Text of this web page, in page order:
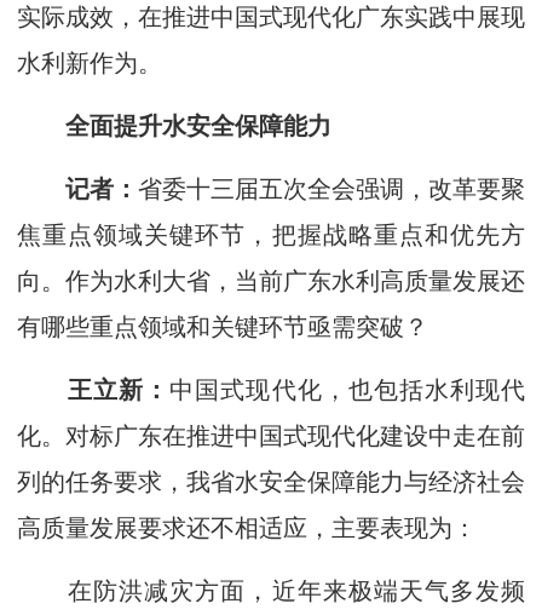
实际成效，在推进中国式现代化广东实践中展现
水利新作为。
全面提升水安全保障能力
记者： 省委十三届五次全会强调，改革要聚
焦重点领域关键环节，把握战略重点和优先方
向。作为水利大省，当前广东水利高质量发展还
有哪些重点领域和关键环节亟需突破？
王立新： 中国式现代化，也包括水利现代
化。对标广东在推进中国式现代化建设中走在前
列的任务要求，我省水安全保障能力与经济社会
高质量发展要求还不相适应，主要表现为：
在防洪减灾方面，近年来极端天气多发频